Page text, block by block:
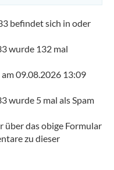
befindet sich in oder
wurde 132 mal
09.08.2026 13:09
wurde 5 mal als Spam
über das obige Formular
zu dieser